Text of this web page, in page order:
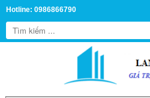
Hotline: 0986866790